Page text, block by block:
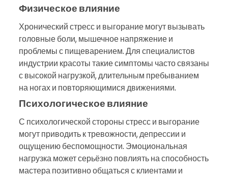
Физическое влияние
Хронический стресс и выгорание могут вызывать
головные боли, мышечное напряжение и
проблемы с пищеварением. Для специалистов
индустрии красоты такие симптомы часто связаны
с высокой нагрузкой, длительным пребыванием
на ногах и повторяющимися движениями.
Психологическое влияние
С психологической стороны стресс и выгорание
могут приводить к тревожности, депрессии и
ощущению беспомощности. Эмоциональная
нагрузка может серьёзно повлиять на способность
мастера позитивно общаться с клиентами и